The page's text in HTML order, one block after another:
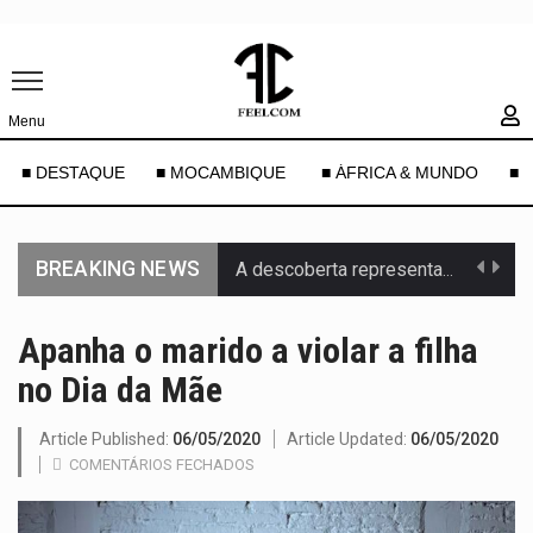
Menu
■ DESTAQUE ■ MOCAMBIQUE ■ ÁFRICA & MUNDO ■
BREAKING NEWS A descoberta representa um marco para a astronomia moderna. Embora…
Um dos casos mais graves envolveu a residência de Sam…
Apanha o marido a violar a filha
no Dia da Mãe
Article Published: 06/05/2020 Article Updated: 06/05/2020
COMENTÁRIOS FECHADOS